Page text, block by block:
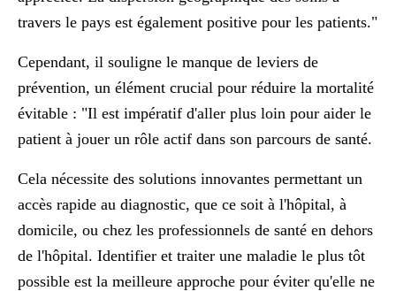
travers le pays est également positive pour les patients."
Cependant, il souligne le manque de leviers de
prévention, un élément crucial pour réduire la mortalité
évitable : "Il est impératif d'aller plus loin pour aider le
patient à jouer un rôle actif dans son parcours de santé.
Cela nécessite des solutions innovantes permettant un
accès rapide au diagnostic, que ce soit à l'hôpital, à
domicile, ou chez les professionnels de santé en dehors
de l'hôpital. Identifier et traiter une maladie le plus tôt
possible est la meilleure approche pour éviter qu'elle ne